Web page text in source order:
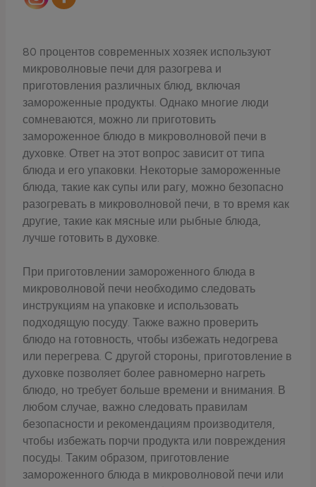
80 процентов современных хозяек используют
микроволновые печи для разогрева и
приготовления различных блюд, включая
замороженные продукты. Однако многие люди
сомневаются, можно ли приготовить
замороженное блюдо в микроволновой печи в
духовке. Ответ на этот вопрос зависит от типа
блюда и его упаковки. Некоторые замороженные
блюда, такие как супы или рагу, можно безопасно
разогревать в микроволновой печи, в то время как
другие, такие как мясные или рыбные блюда,
лучше готовить в духовке.
При приготовлении замороженного блюда в
микроволновой печи необходимо следовать
инструкциям на упаковке и использовать
подходящую посуду. Также важно проверить
блюдо на готовность, чтобы избежать недогрева
или перегрева. С другой стороны, приготовление в
духовке позволяет более равномерно нагреть
блюдо, но требует больше времени и внимания. В
любом случае, важно следовать правилам
безопасности и рекомендациям производителя,
чтобы избежать порчи продукта или повреждения
посуды. Таким образом, приготовление
замороженного блюда в микроволновой печи или